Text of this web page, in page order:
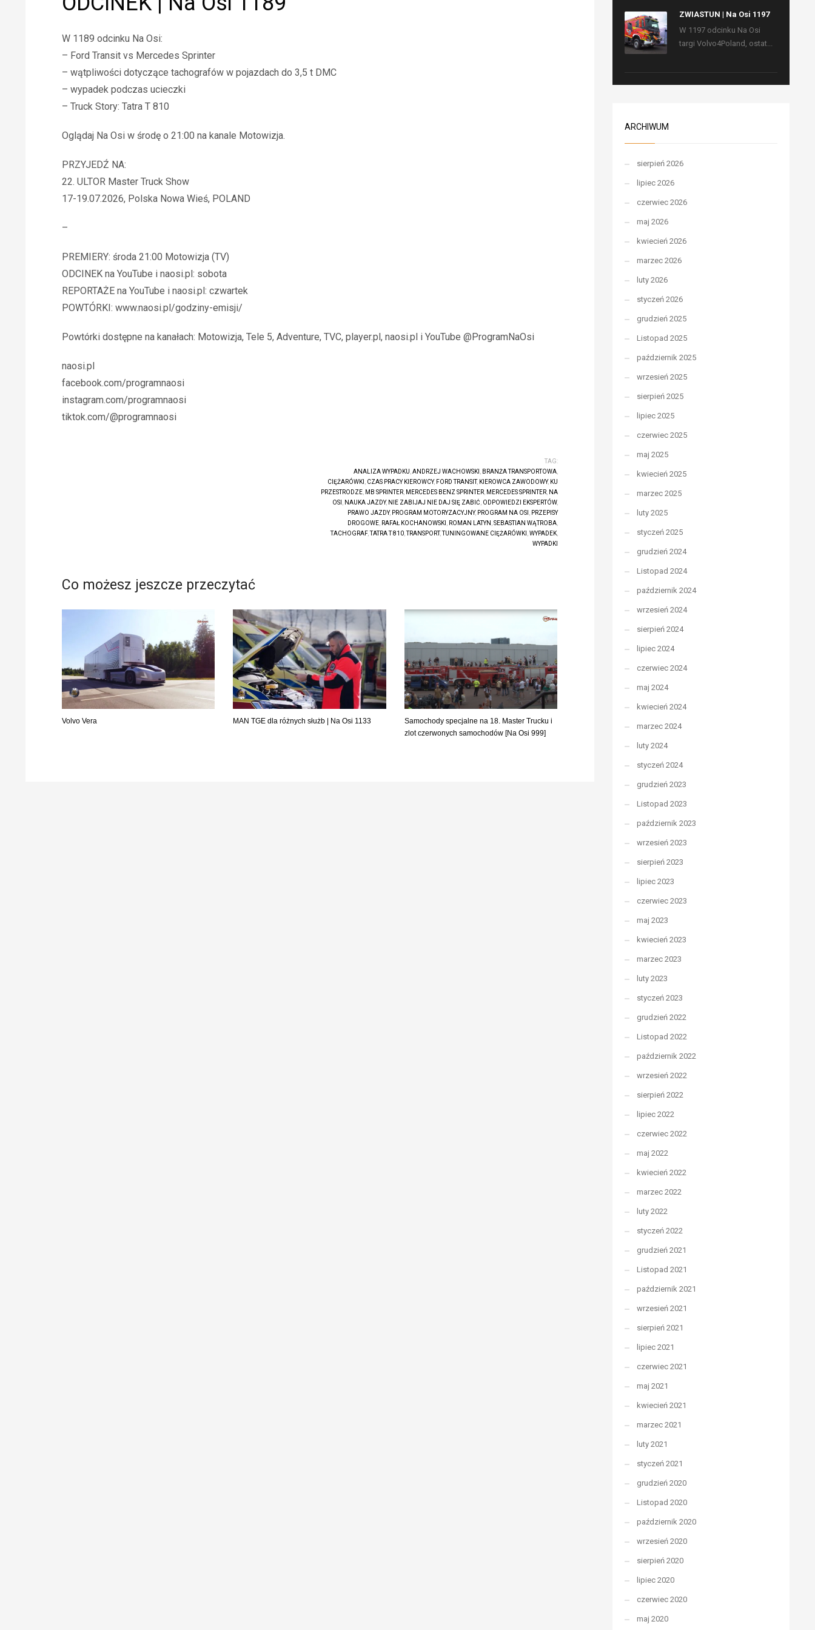
W 1189 odcinku Na Osi:
– Ford Transit vs Mercedes Sprinter
– wątpliwości dotyczące tachografów w pojazdach do 3,5 t DMC
– wypadek podczas ucieczki
– Truck Story: Tatra T 810
Oglądaj Na Osi w środę o 21:00 na kanale Motowizja.
PRZYJEDŹ NA:
22. ULTOR Master Truck Show
17-19.07.2026, Polska Nowa Wieś, POLAND
–
PREMIERY: środa 21:00 Motowizja (TV)
ODCINEK na YouTube i naosi.pl: sobota
REPORTAŻE na YouTube i naosi.pl: czwartek
POWTÓRKI: www.naosi.pl/godziny-emisji/
Powtórki dostępne na kanałach: Motowizja, Tele 5, Adventure, TVC, player.pl, naosi.pl i YouTube @ProgramNaOsi
naosi.pl
facebook.com/programnaosi
instagram.com/programnaosi
tiktok.com/@programnaosi
TAG:
ANALIZA WYPADKU ANDRZEJ WACHOWSKI BRANŻA TRANSPORTOWA,
CIĘŻARÓWKI
CZAS PRACY KIEROWCY, FORD TRANSIT, KIEROWCA ZAWODOWY, KU
PRZESTRODZE, MB SPRINTER, MERCEDES BENZ SPRINTER, MERCEDES SPRINTER, NA
OSI
NAUKA JAZDY, NIE ZABIJAJ NIE DAJ SIĘ ZABIĆ ODPOWIEDZI EKSPERTÓW,
PRAWO JAZDY, PROGRAM MOTORYZACYJNY, PROGRAM NA OSI
PRZEPISY
DROGOWE, RAFAŁ KOCHANOWSKI ROMAN LATYN SEBASTIAN WĄTROBA,
TACHOGRAF,TATRA T 810,TRANSPORT,TUNINGOWANE CIĘŻARÓWKI WYPADEK,
WYPADKI
Co możesz jeszcze przeczytać
Volvo Vera MAN TGE dla różnych służb | Na Osi 1133
Samochody specjalne na 18. Master Trucku i
zlot czerwonych samochodów [Na Osi 999]
ZWIASTUN | Na Osi 1197
W 1197 odcinku Na Osi
targi Volvo4Poland, ostat...
ARCHIWUM
sierpień 2026
lipiec 2026
czerwiec 2026
maj 2026
kwiecień 2026
marzec 2026
luty 2026
styczeń 2026
grudzień 2025
Listopad 2025
październik 2025
wrzesień 2025
sierpień 2025
lipiec 2025
czerwiec 2025
maj 2025
kwiecień 2025
marzec 2025
luty 2025
styczeń 2025
grudzień 2024
Listopad 2024
październik 2024
wrzesień 2024
sierpień 2024
lipiec 2024
czerwiec 2024
maj 2024
kwiecień 2024
marzec 2024
luty 2024
styczeń 2024
grudzień 2023
Listopad 2023
październik 2023
wrzesień 2023
sierpień 2023
lipiec 2023
czerwiec 2023
maj 2023
kwiecień 2023
marzec 2023
luty 2023
styczeń 2023
grudzień 2022
Listopad 2022
październik 2022
wrzesień 2022
sierpień 2022
lipiec 2022
czerwiec 2022
maj 2022
kwiecień 2022
marzec 2022
luty 2022
styczeń 2022
grudzień 2021
Listopad 2021
październik 2021
wrzesień 2021
sierpień 2021
lipiec 2021
czerwiec 2021
maj 2021
kwiecień 2021
marzec 2021
luty 2021
styczeń 2021
grudzień 2020
Listopad 2020
październik 2020
wrzesień 2020
sierpień 2020
lipiec 2020
czerwiec 2020
maj 2020